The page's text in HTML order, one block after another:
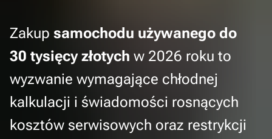
Zakup samochodu używanego do
30 tysięcy złotych w 2026 roku to
wyzwanie wymagające chłodnej
kalkulacji i świadomości rosnących
kosztów serwisowych oraz restrykcji